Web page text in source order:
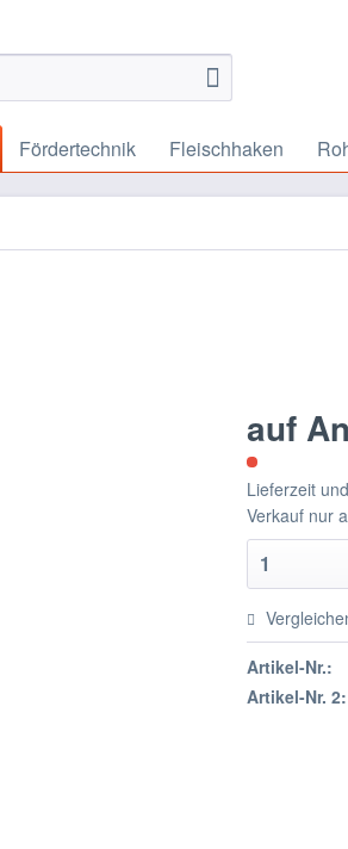
Fördertechnik Fleischhaken
auf
Lieferzeit
Verkauf nur
Artikel-Nr.:
Artikel-Nr. 2: